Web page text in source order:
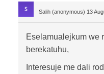
Salih (anonymous) 13
Eselamualejkum we
berekatuhu,
Interesuje me dali